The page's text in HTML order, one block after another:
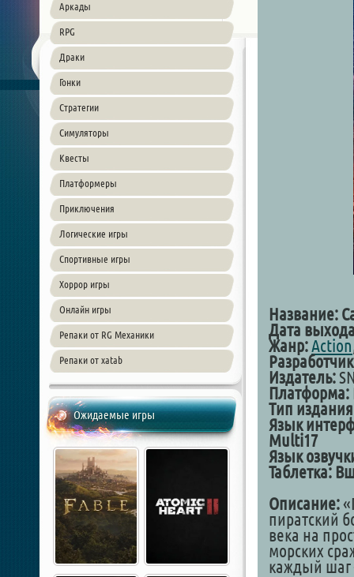
Аркады
RPG
Драки
Гонки
Стратегии
Симуляторы
Квесты
Платформеры
Приключения
Логические игры
Спортивные игры
Хоррор игры
Онлайн игры
Репаки от RG Механики
Репаки от xatab
Ожидаемые игры
Название:
Дата
Жанр:Action
Издатель:
Платформа:
Тип
Язык
Multi17
Язык
Таблетка:
Описание:
пиратский
века на
морских
каждый шаг